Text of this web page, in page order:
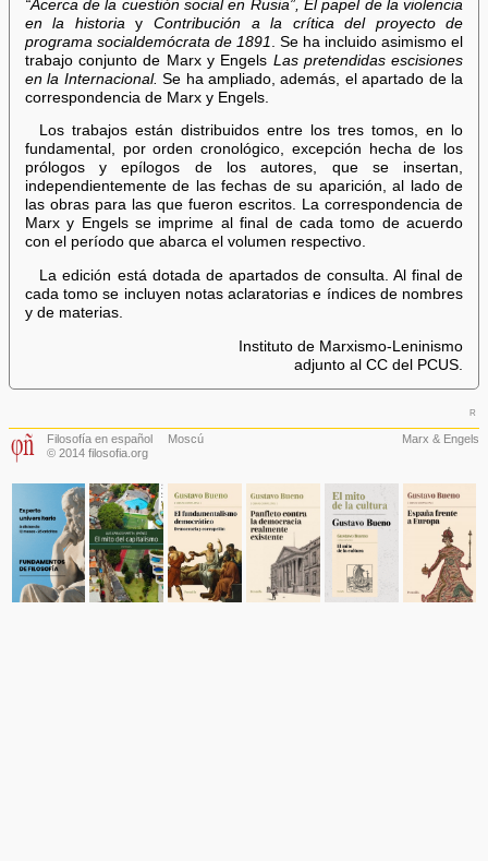
“Acerca de la cuestión social en Rusia”, El papel de la violencia
en la historia y Contribución a la crítica del proyecto de
programa socialdemócrata de 1891
. Se ha incluido asimismo el
trabajo conjunto de Marx y Engels Las pretendidas escisiones
en la Internacional. Se ha ampliado, además, el apartado de la
correspondencia de Marx y Engels.
Los trabajos están distribuidos entre los tres tomos, en lo
fundamental, por orden cronológico, excepción hecha de los
prólogos y epílogos de los autores, que se insertan,
independientemente de las fechas de su aparición, al lado de
las obras para las que fueron escritos. La correspondencia de
Marx y Engels se imprime al final de cada tomo de acuerdo
con el período que abarca el volumen respectivo.
La edición está dotada de apartados de consulta. Al final de
cada tomo se incluyen notas aclaratorias e índices de nombres
y de materias.
Instituto de Marxismo-Leninismo
adjunto al CC del PCUS.
r
Filosofía en español
© 2014 filosofia.org
Moscú Marx & Engels